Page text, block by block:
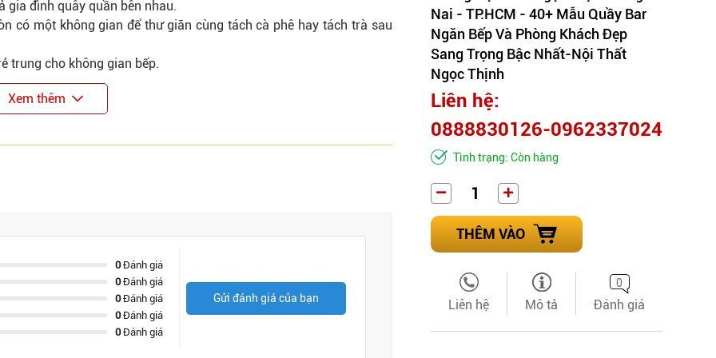
gia đình quây quần bên nhau.
có một không gian để thư giãn cùng tách cà phê hay tách trà sau
trung cho không gian bếp.
Xem thêm
0Đánh giá
0Đánh giá
0Đánh giá
0Đánh giá
0Đánh giá
Gửi đánh giá của bạn
Nai - TP.HCM - 40+ Mẫu Quầy Bar
Ngăn Bếp Và Phòng Khách Đẹp
Sang Trọng Bậc Nhất-Nội Thất
Ngọc Thịnh
Liên hệ:
0888830126-0962337024
Tình trạng: Còn hàng
THÊM VÀO
Liên hệ Mô tả
0
Đánh giá